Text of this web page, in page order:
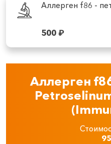
Аллерген f86 -
500₽
Аллерген